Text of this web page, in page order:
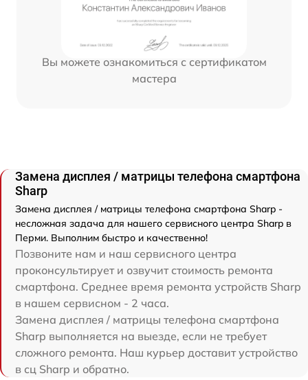
Вы можете ознакомиться с сертификатом
мастера
Замена дисплея / матрицы телефона смартфона
Sharp
Замена дисплея / матрицы телефона смартфона Sharp -
несложная задача для нашего сервисного центра Sharp в
Перми. Выполним быстро и качественно!
Позвоните нам и наш сервисного центра
проконсультирует и озвучит стоимость ремонта
смартфона. Среднее время ремонта устройств Sharp
в нашем сервисном - 2 часа.
Замена дисплея / матрицы телефона смартфона
Sharp выполняется на выезде, если не требует
сложного ремонта. Наш курьер доставит устройство
в сц Sharp и обратно.